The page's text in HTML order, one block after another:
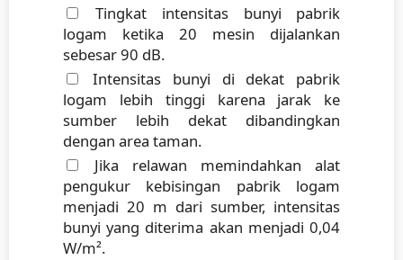
Tingkat
intensitas bunyi
pabrik
logam
ketika 20 mesin
dijalankan
sebesar90 dB.
Intensitas
bunyi di dekat
pabrik
logam
lebih tinggi karena jarak
ke
sumber
lebih dekat
dibandingkan
dengan area taman.
Jika
relawan memindahkan
alat
pengukur
kebisingan pabrik
logam
menjadi 20 m dari sumber, intensitas
bunyi yang diterima akan menjadi 0,04
W/m².